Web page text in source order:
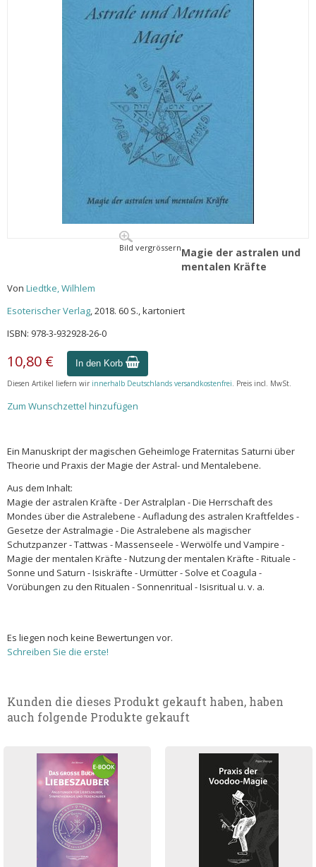
Bild vergrössernMagie der astralen und
mentalen Kräfte
Von Liedtke, Wilhlem
Esoterischer Verlag, 2018. 60 S., kartoniert
ISBN: 978-3-932928-26-0
10,80 € In den Korb
Diesen Artikel liefern wir innerhalb Deutschlands versandkostenfrei. Preis incl. MwSt.
Zum Wunschzettel hinzufügen
Ein Manuskript der magischen Geheimloge Fraternitas Saturni über
Theorie und Praxis der Magie der Astral- und Mentalebene.
Aus dem Inhalt:
Magie der astralen Kräfte - Der Astralplan - Die Herrschaft des
Mondes über die Astralebene - Aufladung des astralen Kraftfeldes -
Gesetze der Astralmagie - Die Astralebene als magischer
Schutzpanzer - Tattwas - Massenseele - Werwölfe und Vampire -
Magie der mentalen Kräfte - Nutzung der mentalen Kräfte - Rituale -
Sonne und Saturn - Isiskräfte - Urmütter - Solve et Coagula -
Vorübungen zu den Ritualen - Sonnenritual - Isisritual u. v. a.
Es liegen noch keine Bewertungen vor.
Schreiben Sie die erste!
Kunden die dieses Produkt gekauft haben, haben
auch folgende Produkte gekauft